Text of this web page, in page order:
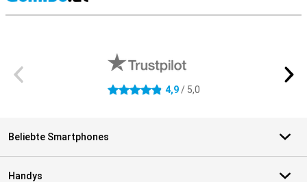
4.9 Sterne 4,9/ 5,0
Beliebte Smartphones
Handys